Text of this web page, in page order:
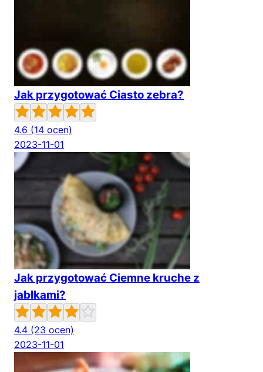
Jak przygotować Ciasto zebra?
4.6 (14 ocen)
2023-11-01
Jak przygotować Ciemne kruche z
jabłkami?
4.4 (23 ocen)
2023-11-01